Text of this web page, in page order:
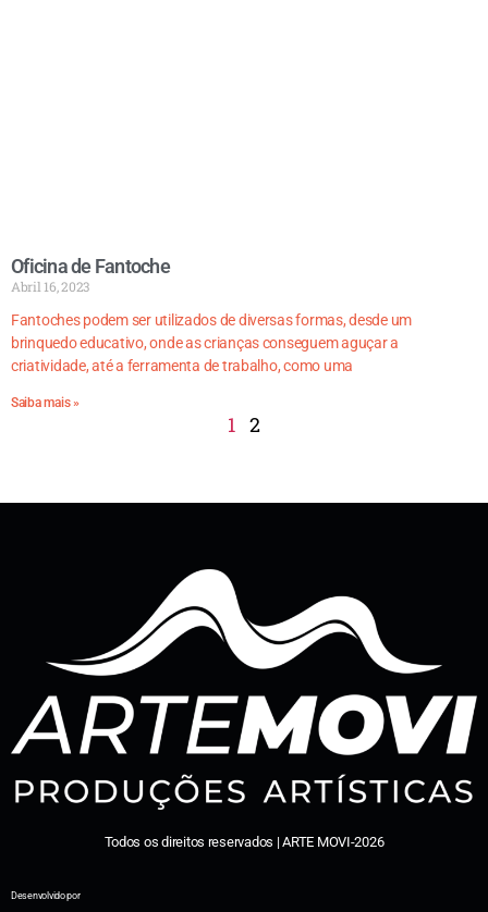
Oficina de Fantoche
Abril 16, 2023
Fantoches podem ser utilizados de diversas formas, desde um
brinquedo educativo, onde as crianças conseguem aguçar a
criatividade, até a ferramenta de trabalho, como uma
Saiba mais »
1 2
Todos os direitos reservados | ARTE MOVI-2026
Desenvolvido por